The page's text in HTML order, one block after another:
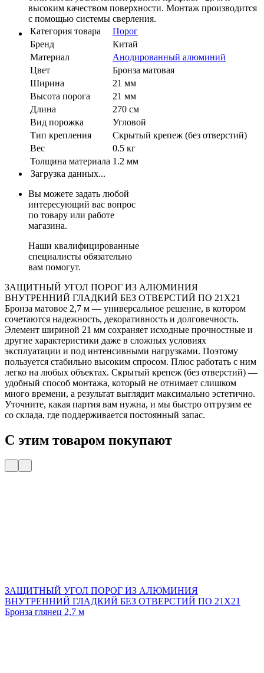
высоким качеством поверхности. Монтаж производится
с помощью системы сверления.
Категория товара
Порог
Бренд
Китай
Материал
Анодированный алюминий
Цвет
Бронза матовая
Ширина
21 мм
Высота порога
21 мм
Длина
270 см
Вид порожка
Угловой
Тип крепления
Скрытый крепеж (без отверстий)
Вес
0.5 кг
Толщина материала 1.2 мм
Загрузка данных...
Вы можете задать любой
интересующий вас вопрос
по товару или работе
магазина.
Наши квалифицированные
специалисты обязательно
вам помогут.
ЗАЩИТНЫЙ УГОЛ ПОРОГ ИЗ АЛЮМИНИЯ
ВНУТРЕННИЙ ГЛАДКИЙ БЕЗ ОТВЕРСТИЙ ПО 21Х21
Бронза матовое 2,7 м — универсальное решение, в котором
сочетаются надежность, декоративность и долговечность.
Элемент шириной 21 мм сохраняет исходные прочностные и
другие характеристики даже в сложных условиях
эксплуатации и под интенсивными нагрузками. Поэтому
пользуется стабильно высоким спросом. Плюс работать с ним
легко на любых объектах. Скрытый крепеж (без отверстий) —
удобный способ монтажа, который не отнимает слишком
много времени, а результат выглядит максимально эстетично.
Уточните, какая партия вам нужна, и мы быстро отгрузим ее
со склада, где поддерживается постоянный запас.
С этим товаром покупают
ЗАЩИТНЫЙ УГОЛ ПОРОГ ИЗ АЛЮМИНИЯ
ВНУТРЕННИЙ ГЛАДКИЙ БЕЗ ОТВЕРСТИЙ ПО 21Х21
Бронза глянец 2,7 м